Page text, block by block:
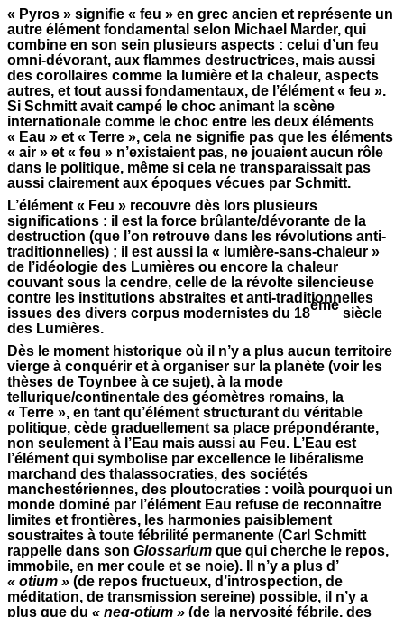
« Pyros » signifie « feu » en grec ancien et représente un
autre élément fondamental selon Michael Marder, qui
combine en son sein plusieurs aspects : celui d’un feu
omni-dévorant, aux flammes destructrices, mais aussi
des corollaires comme la lumière et la chaleur, aspects
autres, et tout aussi fondamentaux, de l’élément « feu ».
Si Schmitt avait campé le choc animant la scène
internationale comme le choc entre les deux éléments
« Eau » et « Terre », cela ne signifie pas que les éléments
« air » et « feu » n’existaient pas, ne jouaient aucun rôle
dans le politique, même si cela ne transparaissait pas
aussi clairement aux époques vécues par Schmitt.
L’élément « Feu » recouvre dès lors plusieurs
significations : il est la force brûlante/dévorante de la
destruction (que l’on retrouve dans les révolutions anti-
traditionnelles) ; il est aussi la « lumière-sans-chaleur »
de l’idéologie des Lumières ou encore la chaleur
couvant sous la cendre, celle de la révolte silencieuse
contre les institutions abstraites et anti-traditionnelles
issues des divers corpus modernistes du 18ème siècle
des Lumières.
Dès le moment historique où il n’y a plus aucun territoire
vierge à conquérir et à organiser sur la planète (voir les
thèses de Toynbee à ce sujet), à la mode
tellurique/continentale des géomètres romains, la
« Terre », en tant qu’élément structurant du véritable
politique, cède graduellement sa place prépondérante,
non seulement à l’Eau mais aussi au Feu. L’Eau est
l’élément qui symbolise par excellence le libéralisme
marchand des thalassocraties, des sociétés
manchestériennes, des ploutocraties : voilà pourquoi un
monde dominé par l’élément Eau refuse de reconnaître
limites et frontières, les harmonies paisiblement
soustraites à toute fébrilité permanente (Carl Schmitt
rappelle dans sonGlossarium que qui cherche le repos,
immobile, en mer coule et se noie). Il n’y a plus d’
« otium » (de repos fructueux, d’introspection, de
méditation, de transmission sereine) possible, il n’y a
plus que du« neg-otium » (de la nervosité fébrile, des